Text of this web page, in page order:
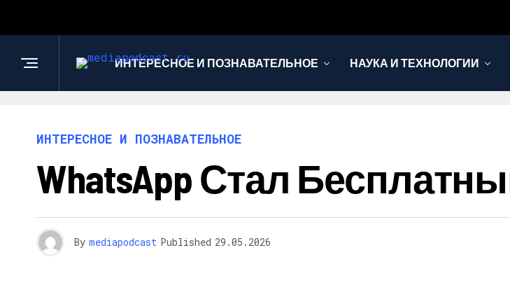
ИНТЕРЕСНОЕ И ПОЗНАВАТЕЛЬНОЕ НАУКА И ТЕХНОЛОГИИ
ИНТЕРЕСНОЕ И ПОЗНАВАТЕЛЬНОЕ
WhatsApp Стал
By mediapodcast Published 29.05.2026